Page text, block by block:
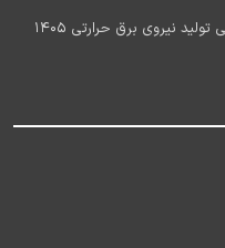
آخرین اخبار استخدام شرکت مادر تخصصی تولید نیروی برق حرارتی 1405